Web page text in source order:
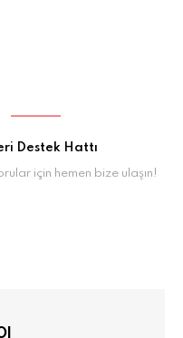
Destek Hattı
için hemen bize ulaşın!